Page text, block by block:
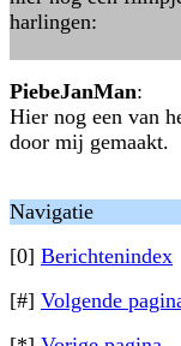
harlingen:
PiebeJanMan:
Hier nog een van
door mij gemaakt.
Navigatie
[0] Berichtenindex
[#] Volgende